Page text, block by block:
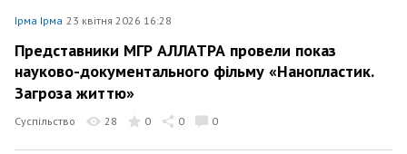
Ірма Ірма 23 квітня 2026 16:28
Представники МГР АЛЛАТРА провели показ
науково-документального фільму «Нанопластик.
Загроза життю»
Суспільство 28 0 0 0